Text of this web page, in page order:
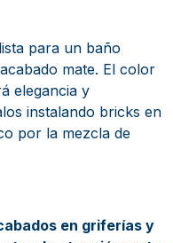
para un baño
mate. El color
elegancia y
instalando bricks en
por la mezcla de
en griferías y